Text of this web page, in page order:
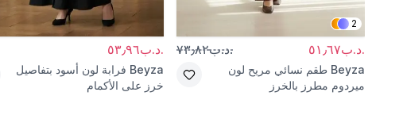
2
.د.ب٥١٫٦٧ .د.ب٧٣٫٨٢
Beyza طقم نسائي مريح لون
ميردوم مطرز بالخرز
.د.ب٥٣٫٩٦
Beyza فرابة لون أسود بتفاصيل
خرز على الأكمام